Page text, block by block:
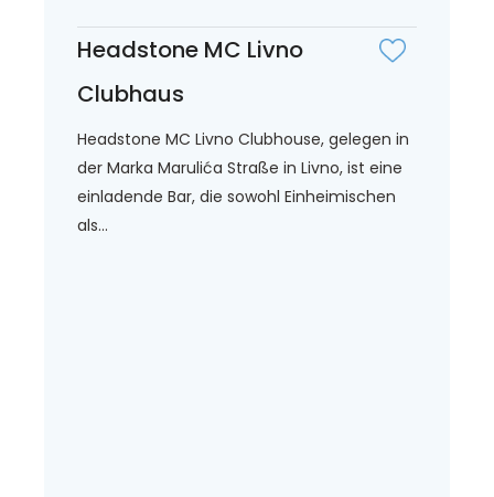
Headstone MC Livno
Clubhaus
Headstone MC Livno Clubhouse, gelegen in
der Marka Marulića Straße in Livno, ist eine
einladende Bar, die sowohl Einheimischen
als...